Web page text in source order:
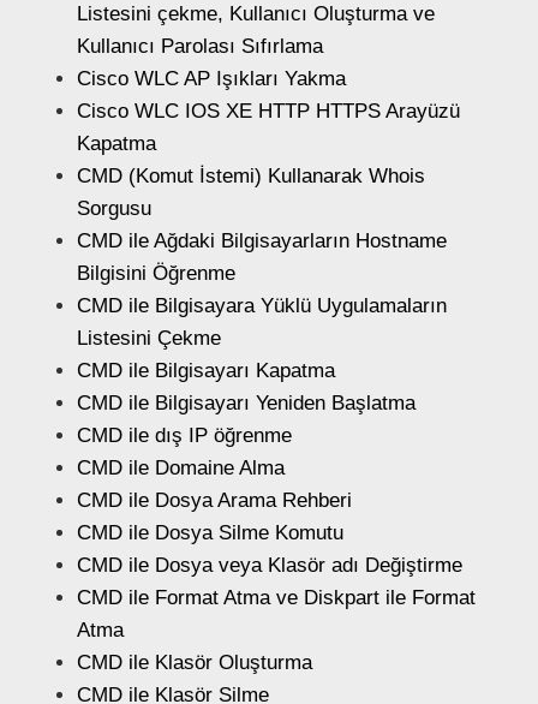
Listesini çekme, Kullanıcı Oluşturma ve
Kullanıcı Parolası Sıfırlama
Cisco WLC AP Işıkları Yakma
Cisco WLC IOS XE HTTP HTTPS Arayüzü
Kapatma
CMD (Komut İstemi) Kullanarak Whois
Sorgusu
CMD ile Ağdaki Bilgisayarların Hostname
Bilgisini Öğrenme
CMD ile Bilgisayara Yüklü Uygulamaların
Listesini Çekme
CMD ile Bilgisayarı Kapatma
CMD ile Bilgisayarı Yeniden Başlatma
CMD ile dış IP öğrenme
CMD ile Domaine Alma
CMD ile Dosya Arama Rehberi
CMD ile Dosya Silme Komutu
CMD ile Dosya veya Klasör adı Değiştirme
CMD ile Format Atma ve Diskpart ile Format
Atma
CMD ile Klasör Oluşturma
CMD ile Klasör Silme